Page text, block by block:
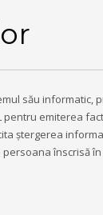
său informatic,
pentru emiterea
ștergerea
înscrisă